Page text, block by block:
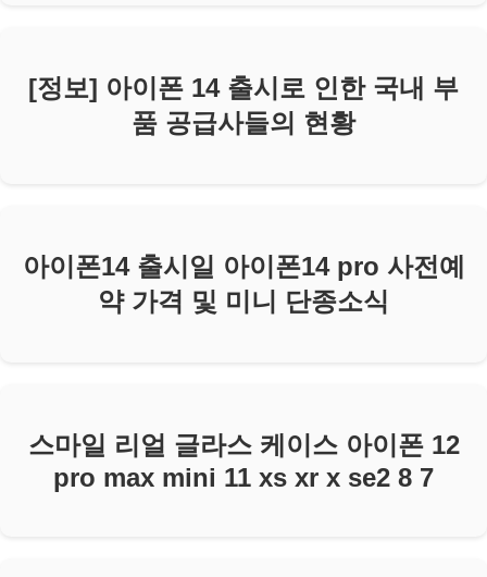
[정보] 아이폰 14 출시로 인한 국내 부
품 공급사들의 현황
아이폰14 출시일 아이폰14 pro 사전예
약 가격 및 미니 단종소식
스마일 리얼 글라스 케이스 아이폰 12
pro max mini 11 xs xr x se2 8 7